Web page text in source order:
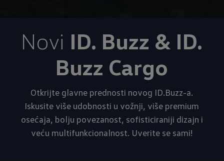
Novi ID. Buzz & ID.
Buzz Cargo
Otkrijte glavne prednosti novog ID.Buzz-a.
Iskusite više udobnosti u vožnji, više premium
osećaja, bolju povezanost, sofisticiraniji dizajn i
veću multifunkcionalnost. Uverite se sami!